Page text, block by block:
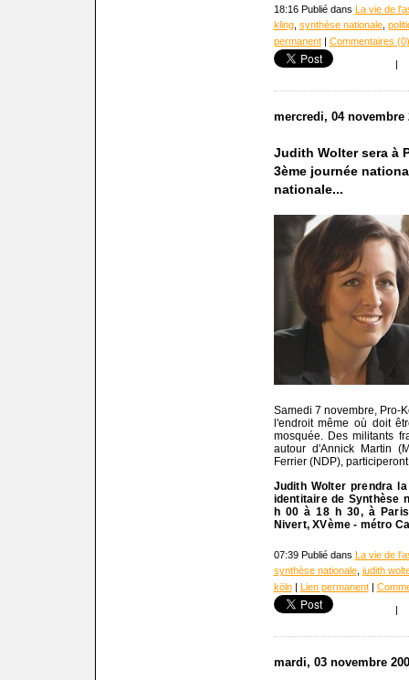
18:16 Publié dans La vie de
kling, synthèse nationale,
permanent| Commentaires (0)
|
mercredi, 04 novembre
Judith Wolter sera à
3ème journée
nationale...
Samedi 7 novembre, Pro-
l'endroit même où doit
mosquée. Des militants
autour d'Annick Martin
Ferrier (NDP),
Judith Wolter prendra
identitaire de Synthèse
h 00 à 18 h 30, à
Nivert, XVème - métro
07:39 Publié dans La vie de
synthèse nationale, judith
köln| Lien permanent|
|
mardi, 03 novembre